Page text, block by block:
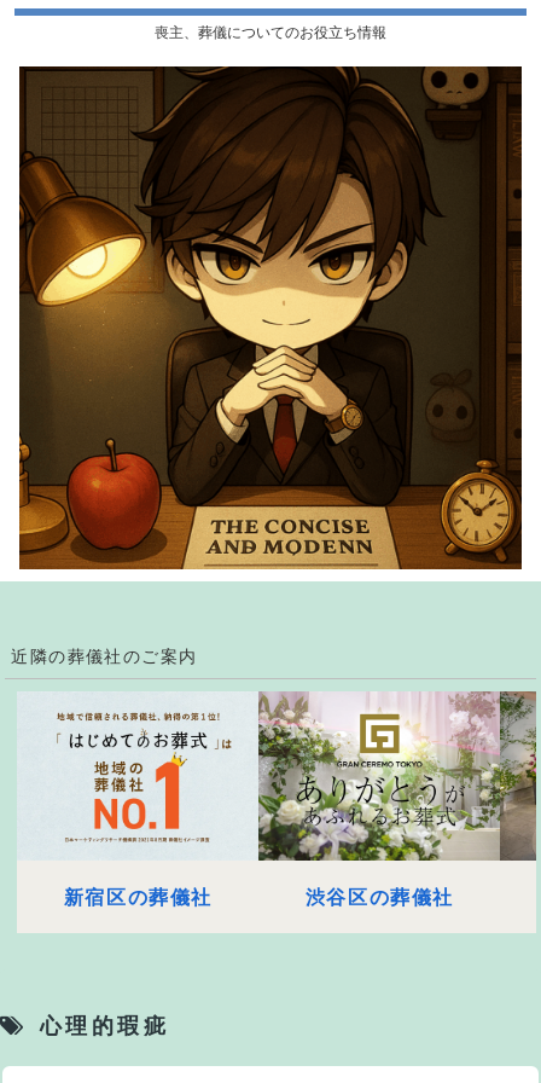
喪主、葬儀についてのお役立ち情報
近隣の葬儀社のご案内
新宿区の葬儀社 渋谷区の葬儀社
心理的瑕疵